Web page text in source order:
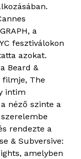
a
fesztiválokon
azokat.
Beard &
filmje, The
intim
néző szinte a
rendezte a
& Subversive:
amelyben